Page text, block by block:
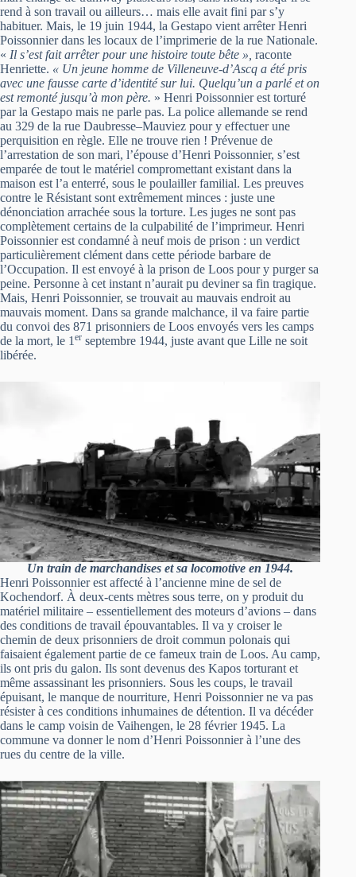
rend à son travail ou ailleurs… mais elle avait fini par s’y
habituer. Mais, le 19 juin 1944, la Gestapo vient arrêter Henri
Poissonnier dans les locaux de l’imprimerie de la rue Nationale.
« Il s’est fait arrêter pour une histoire toute bête », raconte
Henriette. « Un jeune homme de Villeneuve-d’Ascq a été pris
avec une fausse carte d’identité sur lui. Quelqu’un a parlé et on
est remonté jusqu’à mon père. » Henri Poissonnier est torturé
par la Gestapo mais ne parle pas. La police allemande se rend
au 329 de la rue Daubresse–Mauviez pour y effectuer une
perquisition en règle. Elle ne trouve rien ! Prévenue de
l’arrestation de son mari, l’épouse d’Henri Poissonnier, s’est
emparée de tout le matériel compromettant existant dans la
maison est l’a enterré, sous le poulailler familial. Les preuves
contre le Résistant sont extrêmement minces : juste une
dénonciation arrachée sous la torture. Les juges ne sont pas
complètement certains de la culpabilité de l’imprimeur. Henri
Poissonnier est condamné à neuf mois de prison : un verdict
particulièrement clément dans cette période barbare de
l’Occupation. Il est envoyé à la prison de Loos pour y purger sa
peine. Personne à cet instant n’aurait pu deviner sa fin tragique.
Mais, Henri Poissonnier, se trouvait au mauvais endroit au
mauvais moment. Dans sa grande malchance, il va faire partie
du convoi des 871 prisonniers de Loos envoyés vers les camps
de la mort, le 1er septembre 1944, juste avant que Lille ne soit
libérée.
Un train de marchandises et sa locomotive en 1944.
Henri Poissonnier est affecté à l’ancienne mine de sel de
Kochendorf. À deux-cents mètres sous terre, on y produit du
matériel militaire – essentiellement des moteurs d’avions – dans
des conditions de travail épouvantables. Il va y croiser le
chemin de deux prisonniers de droit commun polonais qui
faisaient également partie de ce fameux train de Loos. Au camp,
ils ont pris du galon. Ils sont devenus des Kapos torturant et
même assassinant les prisonniers. Sous les coups, le travail
épuisant, le manque de nourriture, Henri Poissonnier ne va pas
résister à ces conditions inhumaines de détention. Il va décéder
dans le camp voisin de Vaihengen, le 28 février 1945. La
commune va donner le nom d’Henri Poissonnier à l’une des
rues du centre de la ville.